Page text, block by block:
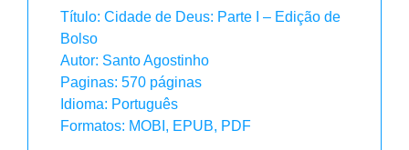
Título: Cidade de Deus: Parte I – Edição de
Bolso
Autor: Santo Agostinho
Paginas: 570 páginas
Idioma: Português
Formatos: MOBI, EPUB, PDF